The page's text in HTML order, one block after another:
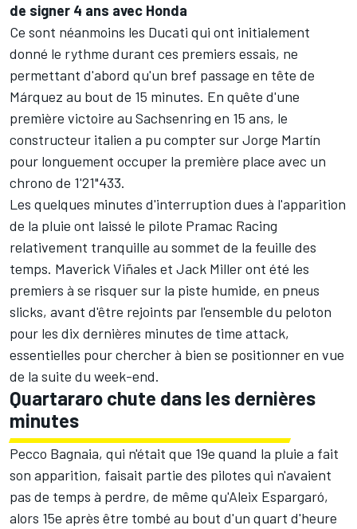
de signer 4 ans avec Honda
Ce sont néanmoins les Ducati qui ont initialement
donné le rythme durant ces premiers essais, ne
permettant d'abord qu'un bref passage en tête de
Márquez au bout de 15 minutes. En quête d'une
première victoire au Sachsenring en 15 ans, le
constructeur italien a pu compter surJorge Martín
pour longuement occuper la première place avec un
chrono de 1'21"433.
Les quelques minutes d'interruption dues à l'apparition
de la pluie ont laissé le pilote Pramac Racing
relativement tranquille au sommet de la feuille des
temps. Maverick Viñales et Jack Milleront été les
premiers à se risquer sur la piste humide, en pneus
slicks, avant d'être rejoints par l'ensemble du peloton
pour les dix dernières minutes de time attack,
essentielles pour chercher à bien se positionner en vue
de la suite du week-end.
Quartararo chute dans les dernières
minutes
Pecco Bagnaia, qui n'était que 19e quand la pluie a fait
son apparition, faisait partie des pilotes qui n'avaient
pas de temps à perdre, de même qu'Aleix Espargaró,
alors 15e après être tombé au bout d'un quart d'heure